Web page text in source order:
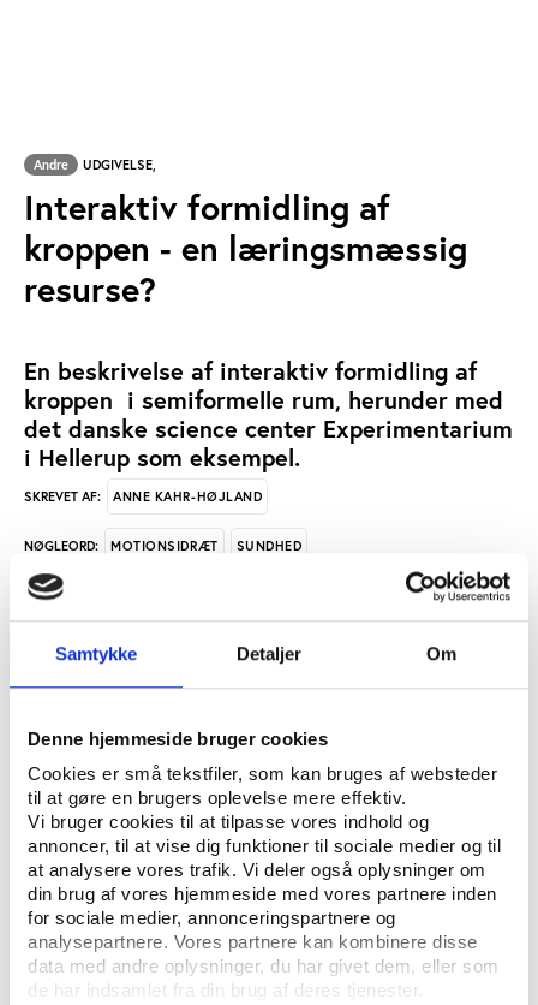
Samtykke Detaljer Om
Denne hjemmeside bruger cookies
Cookies er små tekstfiler, som kan bruges af websteder
til at gøre en brugers oplevelse mere effektiv.
Vi bruger cookies til at tilpasse vores indhold og
annoncer, til at vise dig funktioner til sociale medier og til
at analysere vores trafik. Vi deler også oplysninger om
din brug af vores hjemmeside med vores partnere inden
for sociale medier, annonceringspartnere og
analysepartnere. Vores partnere kan kombinere disse
data med andre oplysninger, du har givet dem, eller som
de har indsamlet fra din brug af deres tjenester.
Andre UDGIVELSE,
Interaktiv formidling af
kroppen - en læringsmæssig
resurse?
En beskrivelse af interaktiv formidling af
kroppen i semiformelle rum, herunder med
det danske science center Experimentarium
i Hellerup som eksempel.
SKREVET AF: ANNE KAHR-HØJLAND
NØGLEORD: MOTIONSIDRÆT SUNDHED
UDGIVER: DANSK IDRÆTSHISTORISK FORENING - KROP OG KULTUR, SYDDANSK
ANTAL SIDER: 10
ISBN: 87-7674-097-8
Eksemplarfremstilling af papirkopier/prints fra
Idrætshistorisk Årbog til undervisningsbrug på
uddannelsesinstitutioner og intern administrativ brug
er tilladt efter aftale med COPY-DAN Tekst & Node.
Eksemplarfremstillingen skal ske inden for aftalens